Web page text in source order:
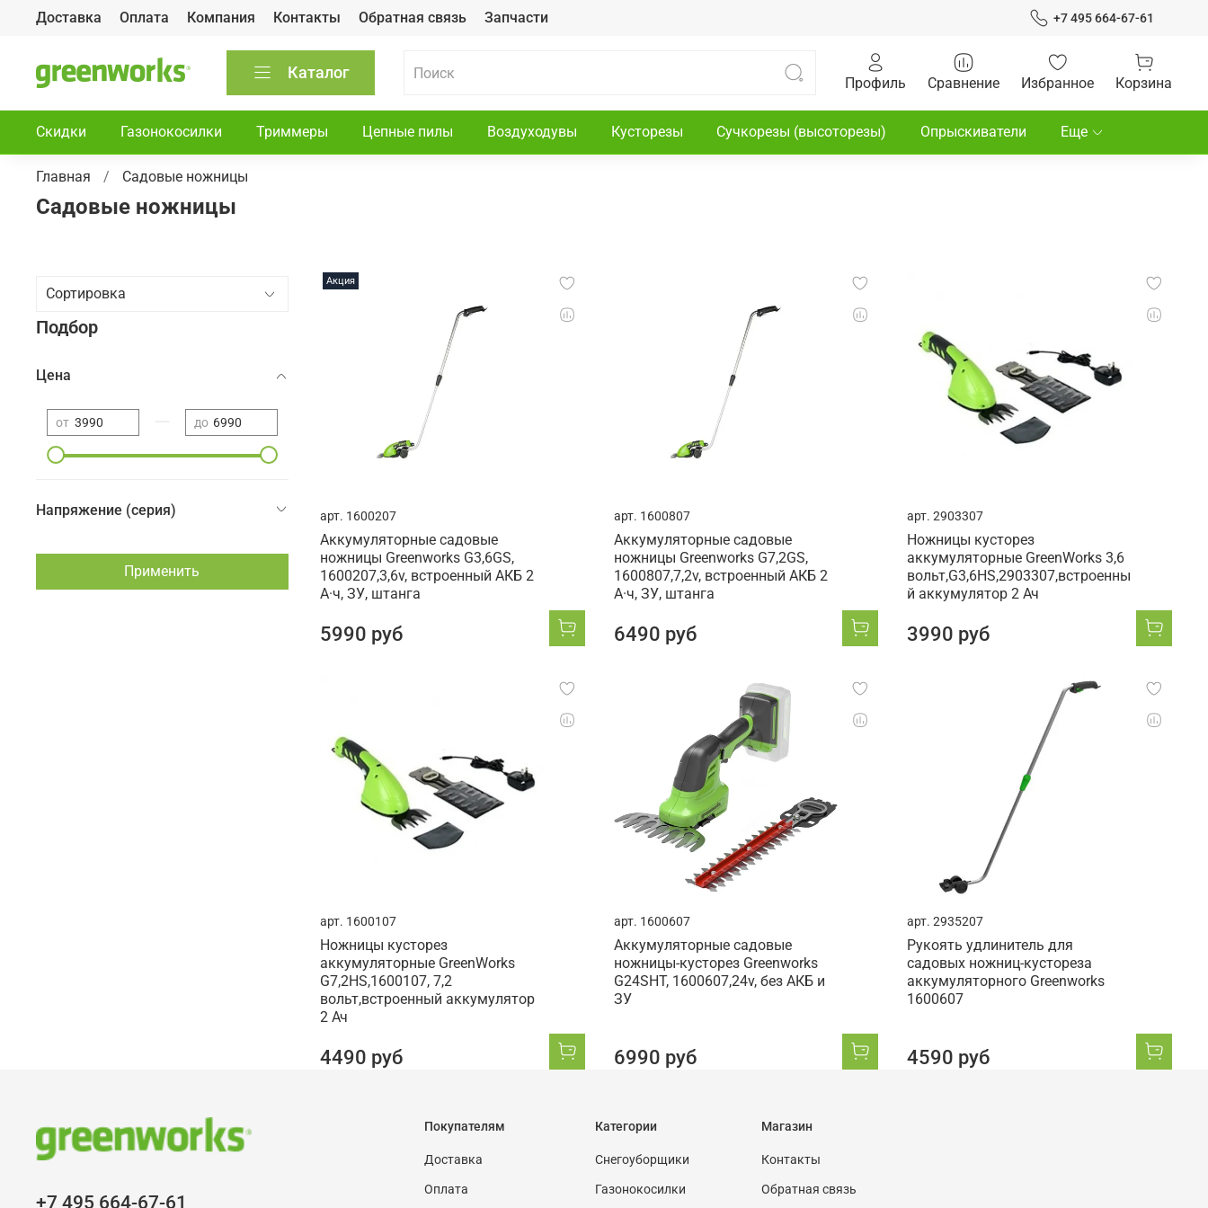
Доставка Оплата Компания Контакты Обратная связь Запчасти +7 495 664-67-61
Каталог
Профиль Сравнение Избранное Корзина
Скидки Газонокосилки Триммеры Цепные пилы Воздуходувы Кусторезы Сучкорезы (высоторезы) Опрыскиватели Еще
Главная Садовые ножницы
Садовые ножницы
Акция
арт. 1600207
Аккумуляторные садовые
ножницы Greenworks G3,6GS,
1600207,3,6v, встроенный АКБ 2
А·ч, ЗУ, штанга
5990 руб
арт. 1600807
Аккумуляторные садовые
ножницы Greenworks G7,2GS,
1600807,7,2v, встроенный АКБ 2
А·ч, ЗУ, штанга
6490 руб
арт.2903307
Ножницы кусторез
аккумуляторные GreenWorks 3,6
вольт,G3,6HS,2903307,встроенны
й аккумулятор 2 Ач
3990 руб
арт. 1600107
Ножницы кусторез
аккумуляторные GreenWorks
G7,2HS,1600107, 7,2
вольт,встроенный аккумулятор
2 Ач
4490 руб
арт. 1600607
Аккумуляторные садовые
ножницы-кусторез Greenworks
G24SHT, 1600607,24v, без АКБ и
ЗУ
6990 руб
арт.2935207
Рукоять удлинитель для
садовых ножниц-кустореза
аккумуляторного Greenworks
1600607
4590 руб
Подбор
Цена
от до
Напряжение (серия)
Применить
Покупателям
Доставка
Оплата
Категории
Снегоуборщики
Газонокосилки
Магазин
Контакты
Обратная связь
+7 495 664-67-61